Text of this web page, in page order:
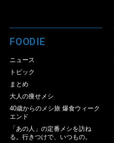
FOODIE
ニュース
トピック
まとめ
大人の痩せメシ
40歳からのメシ旅 爆食ウィーク
エンド
「あの人」の定番メシを訪ね
る。行きつけで、いつもの。